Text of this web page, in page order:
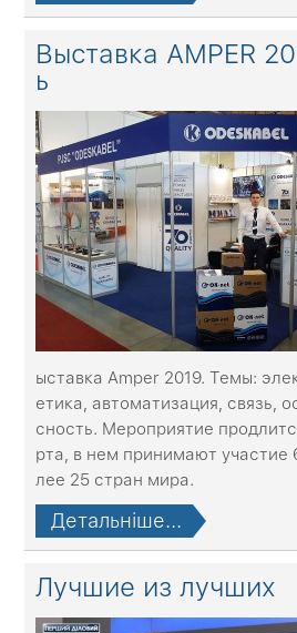
Выставка АМPER
ь
ыставка Amper 2019. Темы:
етика, автоматизация, связь,
сность. Мероприятие
рта, в нем принимают участие
лее 25 стран мира.
Детальніше...
Лучшие из лучших